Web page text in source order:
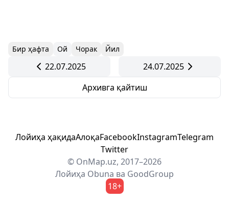
Бир ҳафта Ой Чорак Йил
22.07.2025
24.07.2025
Архивга қайтиш
Лойиҳа ҳақидаАлоқаFacebookInstagramTelegram
Twitter
© OnMap.uz, 2017–2026
Лойиҳа Obuna ва GoodGroup
18+